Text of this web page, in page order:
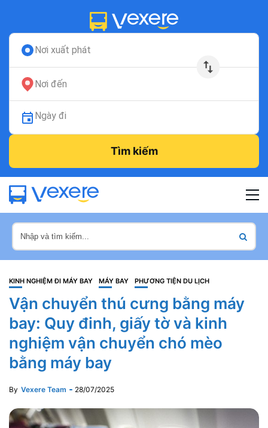
Nơi xuất phát
Nơi đến
Ngày đi
Tìm kiếm
KINH NGHIỆM ĐI MÁY BAY MÁY BAY PHƯƠNG TIỆN DU LỊCH
Vận chuyển thú cưng bằng máy
bay: Quy đinh, giấy tờ và kinh
nghiệm vận chuyển chó mèo
bằng máy bay
By Vexere Team 28/07/2025